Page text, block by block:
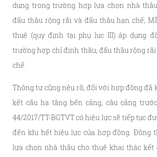
dụng trong trường hợp lựa chọn nhà
đấu thầu rộng rãi và đấu thầu hạn chế;
thuê (quy định tại phụ lục III) áp dụng
trường hợp chỉ định thầu, đấu thầu rộng
chế.
Thông tư cũng nêu rõ, đối với hợp đồng đã
kết cấu hạ tầng bến cảng, cầu cảng
44/2017/TT-BGTVT có hiệu lực sẽ tiếp tục
đến khi hết hiệu lực của hợp đồng. Đồng
lựa chọn nhà thầu cho thuê khai thác kết